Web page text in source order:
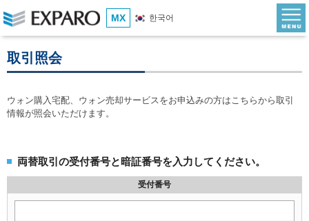
MX 한국어
取引照会
ウォン購入宅配、ウォン売却サービスをお申込みの方はこちらから取引
情報が照会いただけます。
両替取引の受付番号と暗証番号を入力してください。
受付番号